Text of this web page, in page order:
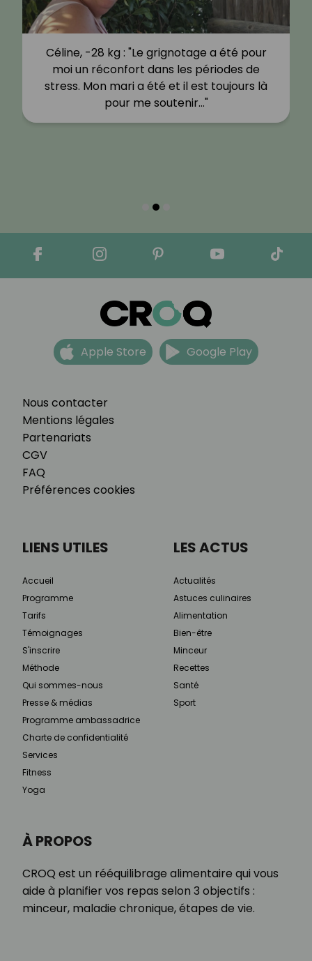
Céline, -28 kg : "Le grignotage a été pour
moi un réconfort dans les périodes de
stress. Mon mari a été et il est toujours là
pour me soutenir…"
Nous contacter
Mentions légales
Partenariats
CGV
FAQ
Préférences cookies
Apple Store Google Play
À PROPOS
CROQ est un rééquilibrage alimentaire qui vous
aide à planifier vos repas selon 3 objectifs :
minceur, maladie chronique, étapes de vie.
LIENS UTILES
Accueil
Programme
Tarifs
Témoignages
S'inscrire
Méthode
Qui sommes-nous
Presse & médias
Programme ambassadrice
Charte de confidentialité
Services
Fitness
Yoga
LES ACTUS
Actualités
Astuces culinaires
Alimentation
Bien-être
Minceur
Recettes
Santé
Sport